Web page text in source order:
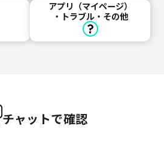
アプリ（マイページ）
・トラブル・その他
チャットで確認